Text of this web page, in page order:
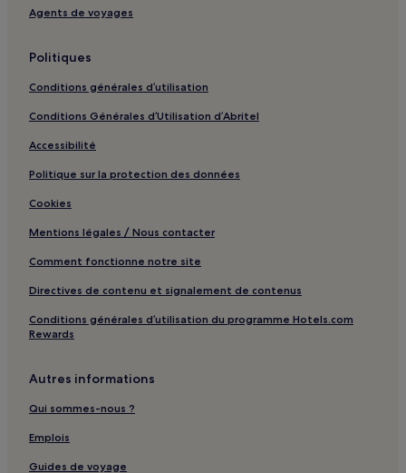
Agents de voyages
Politiques
Conditions générales d’utilisation
Conditions Générales d’Utilisation d’Abritel
Accessibilité
Politique sur la protection des données
Cookies
Mentions légales / Nous contacter
Comment fonctionne notre site
Directives de contenu et signalement de contenus
Conditions générales d’utilisation du programme Hotels.com
Rewards
Autres informations
Qui sommes-nous ?
Emplois
Guides de voyage